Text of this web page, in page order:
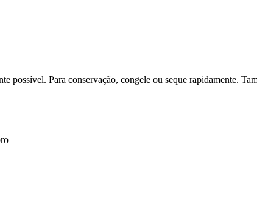
Para conservação, congele ou seque rapidamente.